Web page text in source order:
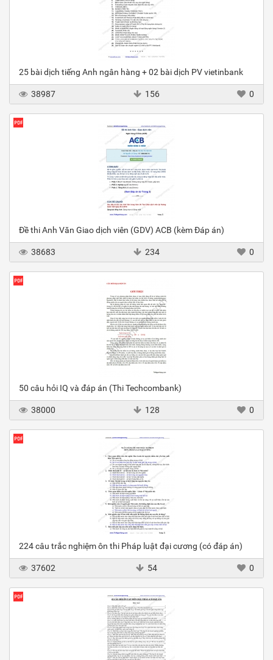
25 bài dịch tiếng Anh ngân hàng + 02 bài dịch PV vietinbank
38987 156 0
Đề thi Anh Văn Giao dịch viên (GDV) ACB (kèm Đáp án)
38683 234 0
50 câu hỏi IQ và đáp án (Thi Techcombank)
38000 128 0
224 câu trắc nghiệm ôn thi Pháp luật đại cương (có đáp án)
37602 54 0